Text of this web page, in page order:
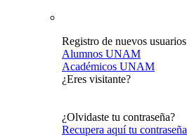
Registro de nuevos usuarios
Alumnos UNAM
Académicos UNAM
¿Eres visitante?
¿Olvidaste tu contraseña?
Recupera aquí tu contraseña